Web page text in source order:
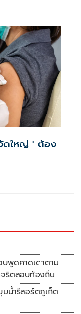
ดใหญ่ ' ต้อง
พูดคาดเดาตาม
ริตสอบท้องถิ่น
น้ำรีสอร์ตภูเก็ต